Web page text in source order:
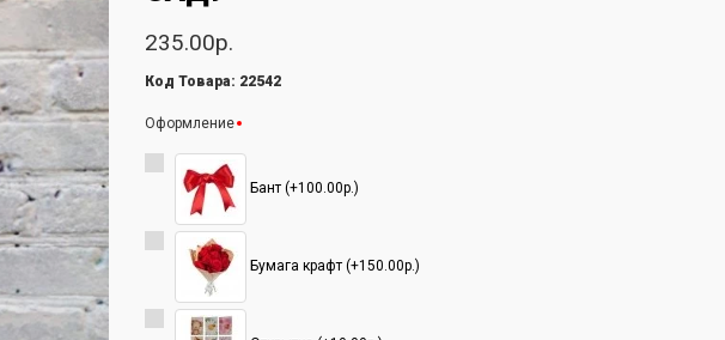
235.00р.
Код Товара: 22542
Оформление
Бант (+100.00р.)
Бумага крафт (+150.00р.)